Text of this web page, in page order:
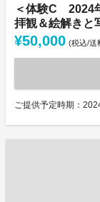
＜体験C 2024
拝観＆絵解きと
¥50,000 (税込/送
ご提供予定時期：